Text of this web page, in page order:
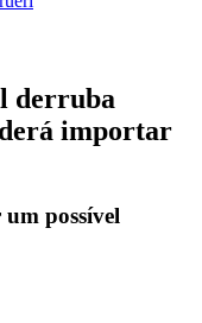
derruba
importar
possível